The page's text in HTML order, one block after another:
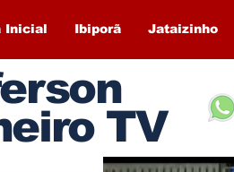
Inicial Ibiporã Jataizinho
TV